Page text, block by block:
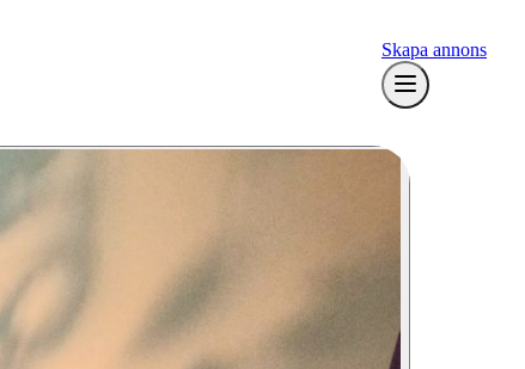
Skapa annons